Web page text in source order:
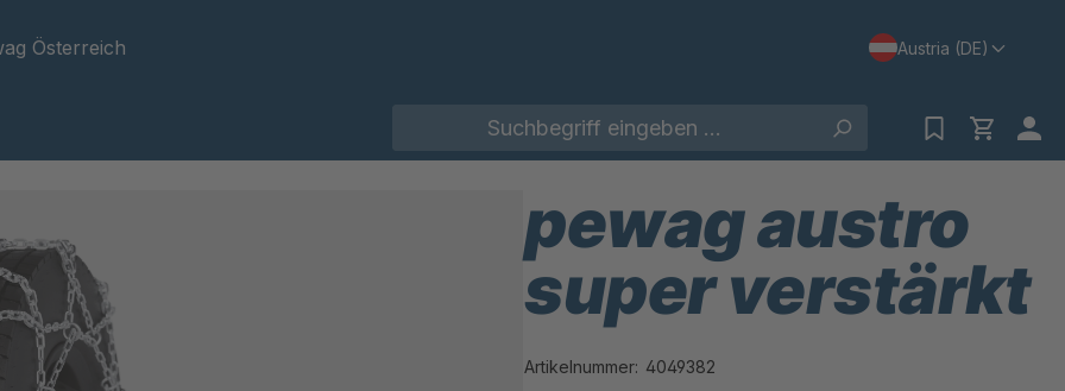
Österreich Austria (DE)
pewag austro
super verstärkt
Artikelnummer: 4049382